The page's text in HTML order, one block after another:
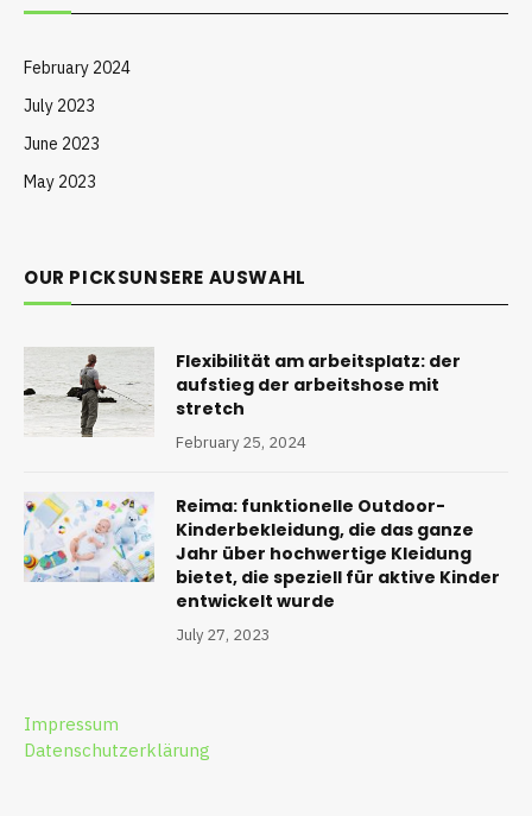
February 2024
July 2023
June 2023
May 2023
OUR PICKSUNSERE AUSWAHL
Flexibilität am arbeitsplatz: der
aufstieg der arbeitshose mit
stretch
February 25, 2024
Reima: funktionelle Outdoor-
Kinderbekleidung, die das ganze
Jahr über hochwertige Kleidung
bietet, die speziell für aktive Kinder
entwickelt wurde
July 27, 2023
Impressum
Datenschutzerklärung